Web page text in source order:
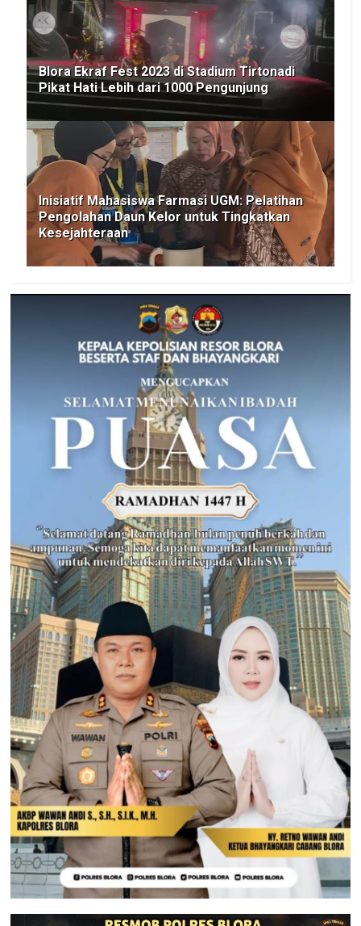
Blora Ekraf Fest 2023 di Stadium Tirtonadi
Pikat Hati Lebih dari 1000 Pengunjung
Inisiatif Mahasiswa Farmasi UGM: Pelatihan
Pengolahan Daun Kelor untuk Tingkatkan
Kesejahteraan